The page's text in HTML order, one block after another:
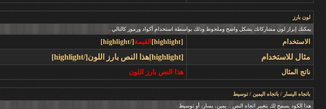
لون بارز
يمكنك إبراز لون مشاركاتك بشكل واضح وملحوظ وذلك بواسطة استخدام أكواد ورموز كالتالي .
الاستخدام [highlight] القيمة [/highlight]
مثال للاستخدام [highlight]هذا النص بارز اللون[/highlight]
ناتج المثال هذا النص بارز اللون
باتجاه اليسار / باتجاه اليمين / توسيط
هذا الكود يسمح لك بتغيير اتجاه النص .. يمين، يسار، أو توسيط.